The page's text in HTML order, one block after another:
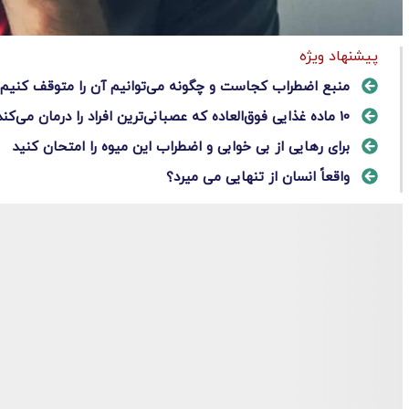
پیشنهاد ویژه
منبع اضطراب کجاست و چگونه می‌توانیم آن را متوقف
10 ماده غذایی فوق‌العاده که عصبانی‌ترین افراد را درمان می‌کند!
برای رهایی از بی خوابی و اضطراب این میوه را امتحان کنید
واقعاً انسان از تنهایی می میرد؟